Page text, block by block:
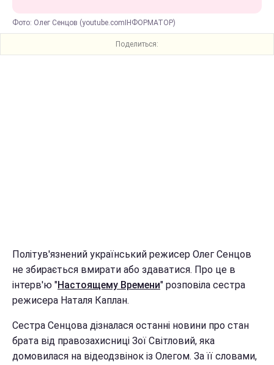
Фото: Олег Сенцов (youtube.comІНФОРМАТОР)
Поделиться:
Політув'язнений український режисер Олег Сенцов
не збирається вмирати або здаватися. Про це в
інтерв'ю "Настоящему Времени" розповіла сестра
режисера Наталя Каплан.
Сестра Сенцова дізналася останні новини про стан
брата від правозахисниці Зої Світловий, яка
домовилася на відеодзвінок із Олегом. За її словами,